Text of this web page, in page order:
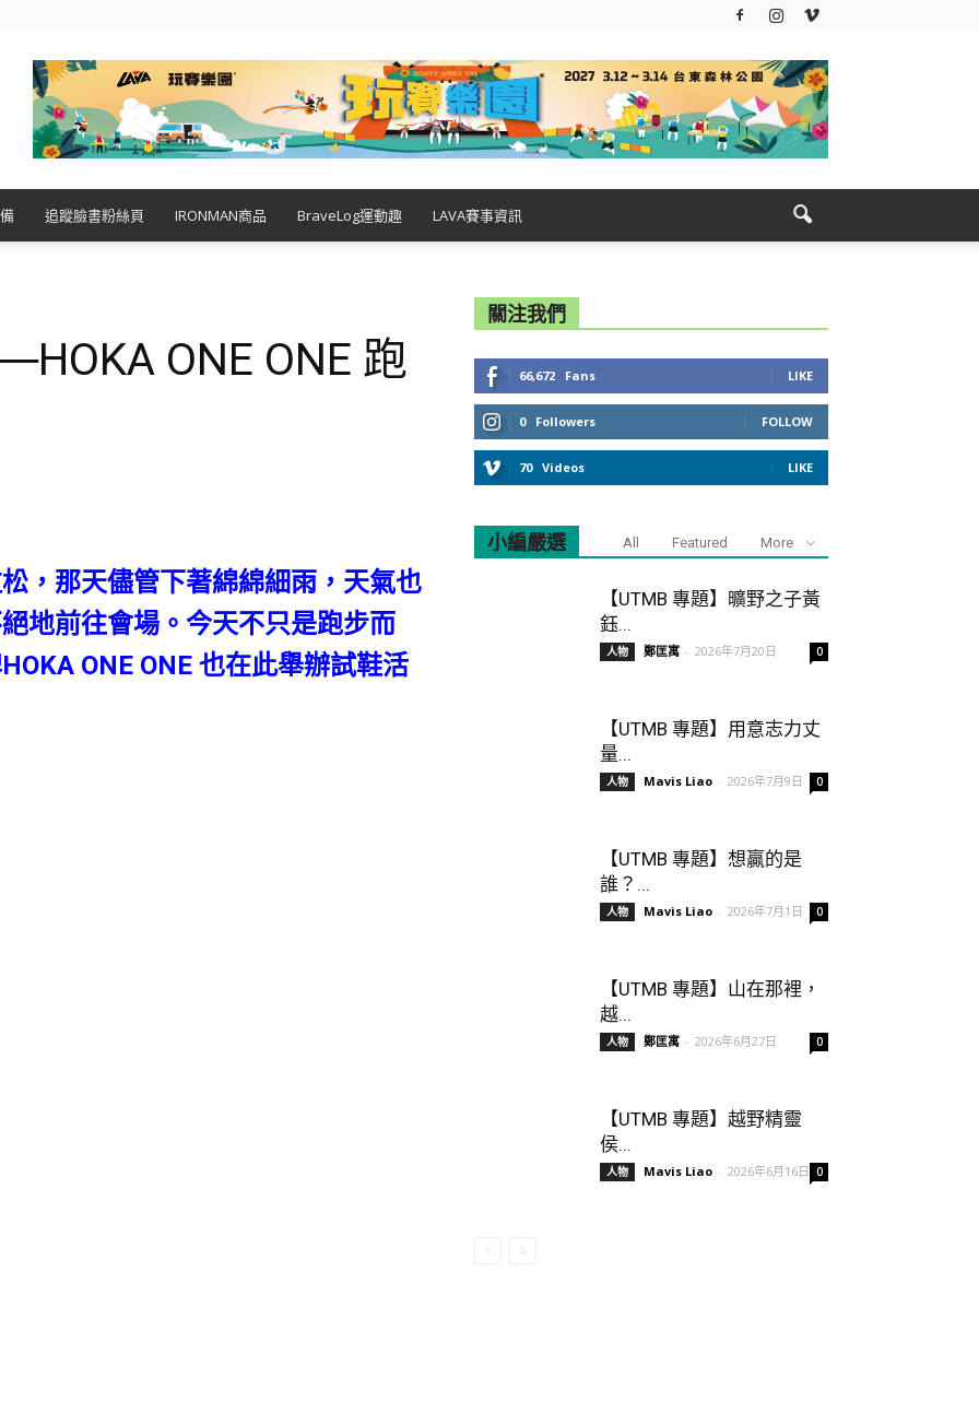
追蹤臉書粉絲頁 IRONMAN商品 BraveLog運動趣 LAVA賽事資訊
ONE ONE 跑
，那天儘管下著綿綿細雨，天氣也
地前往會場。今天不只是跑步而
ONE ONE 也在此舉辦試鞋活
關注我們
66,672 Fans LIKE
0 Followers FOLLOW
70 Videos LIKE
小編嚴選 All Featured More
【UTMB 專題】曠野之子黃
鈺...
人物 鄭匡寓 - 2026年7月20日 0
【UTMB 專題】用意志力丈
量...
人物 Mavis Liao - 2026年7月9日 0
【UTMB 專題】想贏的是
誰？...
人物 Mavis Liao - 2026年7月1日 0
【UTMB 專題】山在那裡，
越...
人物 鄭匡寓 - 2026年6月27日 0
【UTMB 專題】越野精靈
侯...
人物 Mavis Liao - 2026年6月16日 0